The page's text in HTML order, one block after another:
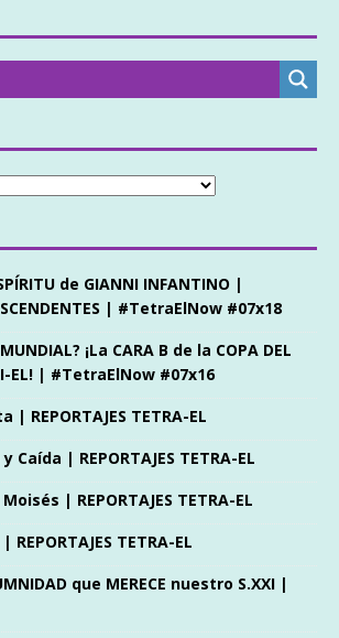
de GIANNI INFANTINO |
| #TetraElNow #07x18
¡La CARA B de la COPA DEL
EL! | #TetraElNow #07x16
REPORTAJES TETRA-EL
Caída | REPORTAJES TETRA-EL
| REPORTAJES TETRA-EL
TETRA-EL
que MERECE nuestro S.XXI |